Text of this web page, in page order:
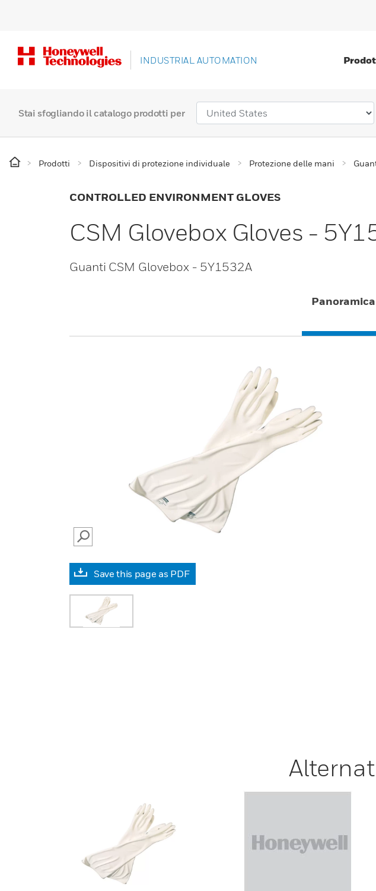
INDUSTRIAL AUTOMATION
Stai sfogliando il catalogo prodotti per
Prodotti Dispositivi di protezione individuale Protezione delle mani
CONTROLLED ENVIRONMENT GLOVES
CSM Glovebox Gloves -
Guanti CSM Glovebox - 5Y1532A
Panoramica
SEARCH
Save this page as PDF